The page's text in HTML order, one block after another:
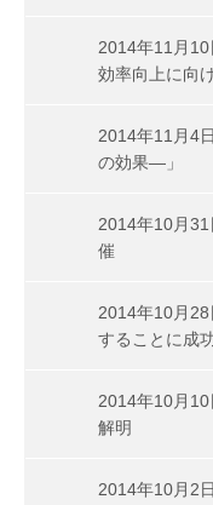
2014年11月
効率向上に向
2014年11月4
の効果―」
2014年10月31
催
2014年10月
することに成
2014年10月10
解明
2014年10月2